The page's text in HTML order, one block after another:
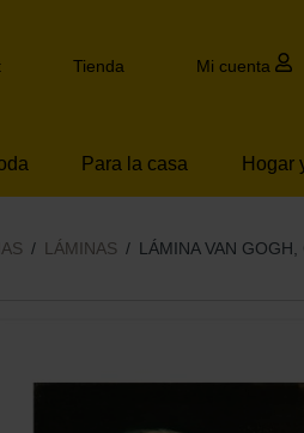
Tienda Mi cuenta
Para la casa Hogar
LÁMINAS LÁMINA VAN GOGH,